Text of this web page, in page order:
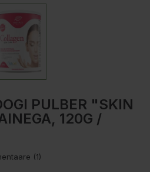
PULBER "SKIN
120G /
(1)